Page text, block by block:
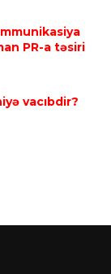
PR-a təsiri
vacıbdir?